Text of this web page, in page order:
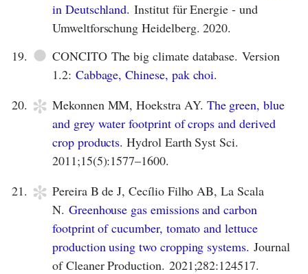
in Deutschland. Institut für Energie - und
Umweltforschung Heidelberg. 2020.
19. ● CONCITO The big climate database. Version
1.2: Cabbage, Chinese, pak choi.
20. * Mekonnen MM, Hoekstra AY. The green, blue
and grey water footprint of crops and derived
crop products. Hydrol Earth Syst Sci.
2011;15(5):1577–1600.
21. * Pereira B de J, Cecílio Filho AB, La Scala
N. Greenhouse gas emissions and carbon
footprint of cucumber, tomato and lettuce
production using two cropping systems. Journal
of Cleaner Production. 2021;282:124517.